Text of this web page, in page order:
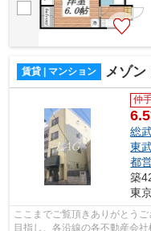
賃貸 | マンション メゾン
仲
6.5
総
東
都
築
東
ここまでご覧頂きありがとう
目指し、各沿線の各不動産会